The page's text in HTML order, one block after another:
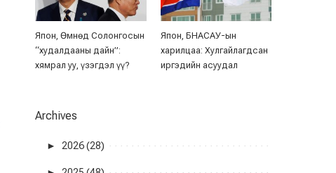
Япон, Өмнөд Солонгосын
“худалдааны дайн”:
хямрал уу, үзэгдэл үү?
Япон, БНАСАУ-ын
харилцаа: Хулгайлагдсан
иргэдийн асуудал
Archives
► 2026 (28)